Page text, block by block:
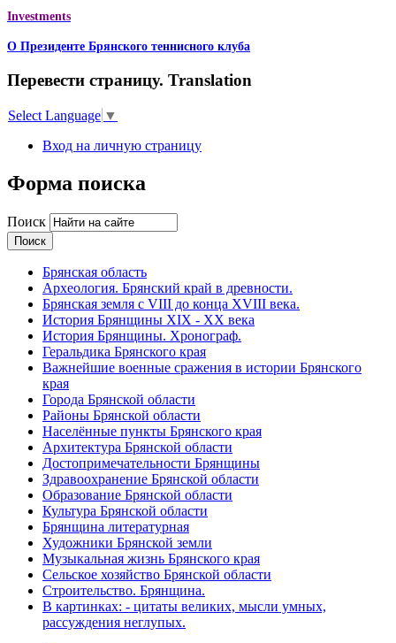
Investments
О Президенте Брянского теннисного клуба
Перевести страницу. Translation
Select Language ▼
Вход на личную страницу
Форма поиска
Поиск
Брянская область
Археология. Брянский край в древности.
Брянская земля с VIII до конца XVIII века.
История Брянщины XIX - XX века
История Брянщины. Хронограф.
Геральдика Брянского края
Важнейшие военные сражения в истории Брянского
края
Города Брянской области
Районы Брянской области
Населённые пункты Брянского края
Архитектура Брянской области
Достопримечательности Брянщины
Здравоохранение Брянской области
Образование Брянской области
Культура Брянской области
Брянщина литературная
Художники Брянской земли
Музыкальная жизнь Брянского края
Сельское хозяйство Брянской области
Строительство. Брянщина.
В картинках: - цитаты великих, мысли умных,
рассуждения неглупых.